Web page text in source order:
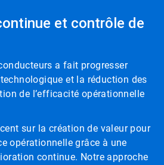
et contrôle de
a fait progresser
et la réduction des
de l’efficacité opérationnelle
sur la création de valeur pour
opérationnelle grâce à une
continue. Notre approche